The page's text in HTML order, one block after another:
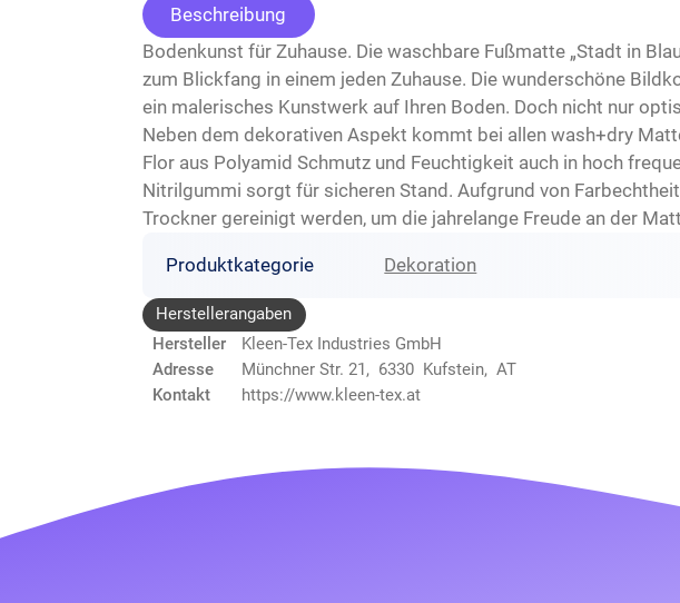
Beschreibung
Bodenkunst für Zuhause. Die waschbare Fußmatte „Stadt in
zum Blickfang in einem jeden Zuhause. Die wunderschöne
ein malerisches Kunstwerk auf Ihren Boden. Doch nicht nur
Neben dem dekorativen Aspekt kommt bei allen wash+dry
Flor aus Polyamid Schmutz und Feuchtigkeit auch in hoch
Nitrilgummi sorgt für sicheren Stand. Aufgrund von
Trockner gereinigt werden, um die jahrelange Freude an der
Produktkategorie Dekoration
Herstellerangaben
Hersteller
Kleen-Tex Industries GmbH
Adresse
Münchner Str. 21, 6330 Kufstein, AT
Kontakt
https://www.kleen-tex.at